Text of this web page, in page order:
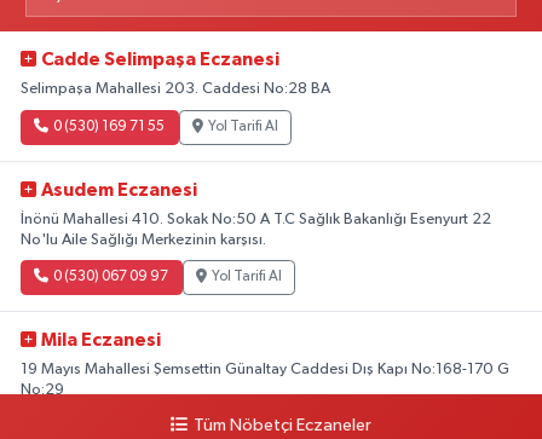
Cadde Selimpaşa Eczanesi
Selimpaşa Mahallesi 203. Caddesi No:28 BA
0 (530) 169 71 55 Yol Tarifi Al
Asudem Eczanesi
İnönü Mahallesi 410. Sokak No:50 A T.C Sağlık Bakanlığı Esenyurt 22
No'lu Aile Sağlığı Merkezinin karşısı.
0 (530) 067 09 97 Yol Tarifi Al
Mila Eczanesi
19 Mayıs Mahallesi Şemsettin Günaltay Caddesi Dış Kapı No:168-170 G
No:29
Yol Tarifi Al
Tüm Nöbetçi Eczaneler